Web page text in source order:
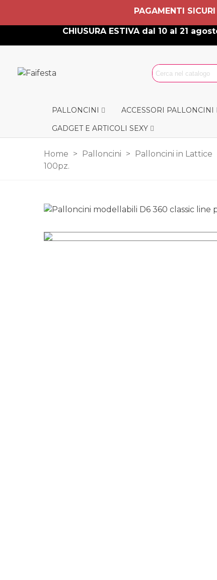
PAGAMENTI
CHIUSURA ESTIVA dal 10 al 21
PALLONCINI ACCESSORI
GADGET E ARTICOLI SEXY
Home > Palloncini > Palloncini in Lattice
100pz.